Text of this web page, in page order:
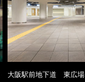
大阪駅前地下道 東広場